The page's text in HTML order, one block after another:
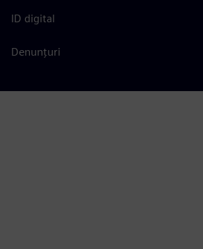
ID digital
Denunțuri